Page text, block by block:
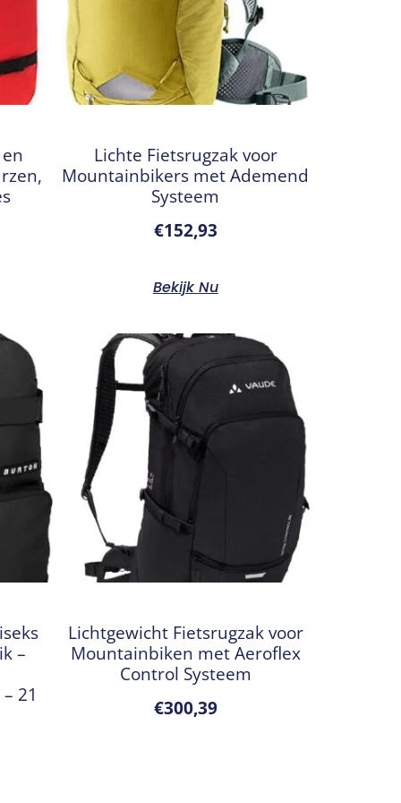
Lichte Fietsrugzak voor
Mountainbikers met Ademend
Systeem
€152,93
Bekijk Nu
–
21
Lichtgewicht Fietsrugzak voor
Mountainbiken met Aeroflex
Control Systeem
€300,39